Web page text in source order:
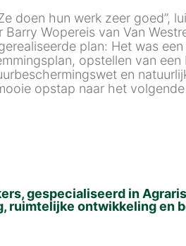
doen hun werk zeer goed”,
Wopereis van Van
plan: Het was
opstellen van
en
opstap naar het volgende
gespecialiseerd in
ontwikkeling en